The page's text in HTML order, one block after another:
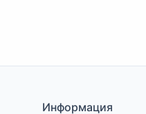
Информация